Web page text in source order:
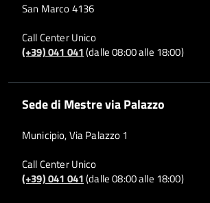
San Marco 4136
Call Center Unico
(+39) 041 041(dalle 08:00 alle 18:00)
Sede di Mestre via Palazzo
Municipio, Via Palazzo 1
Call Center Unico
(+39) 041 041(dalle 08:00 alle 18:00)